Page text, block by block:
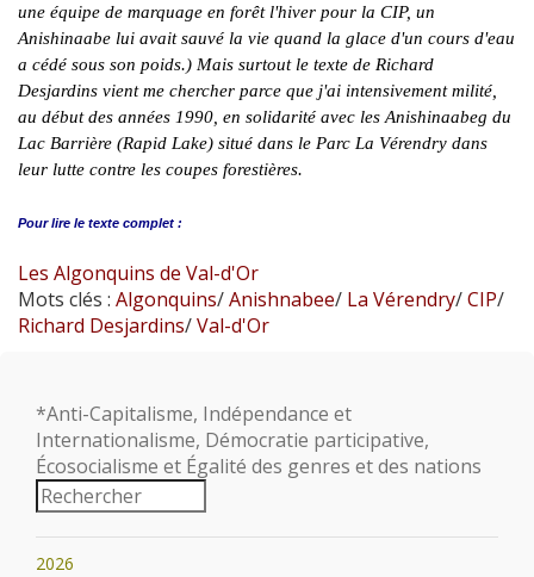
une équipe de marquage en forêt l'hiver pour la CIP, un
Anishinaabe lui avait sauvé la vie quand la glace d'un cours d'eau
a cédé sous son poids.) Mais surtout le texte de Richard
Desjardins vient me chercher parce que j'ai intensivement milité,
au début des années 1990, en solidarité avec les Anishinaabeg du
Lac Barrière (Rapid Lake) situé dans le Parc La Vérendry dans
leur lutte contre les coupes forestières.
Pour lire le texte complet :
Les Algonquins de Val-d'Or
Mots clés : Algonquins/Anishnabee/ La Vérendry/CIP/
Richard Desjardins/Val-d'Or
*Anti-Capitalisme, Indépendance et
Internationalisme, Démocratie participative,
Écosocialisme et Égalité des genres et des nations
2026